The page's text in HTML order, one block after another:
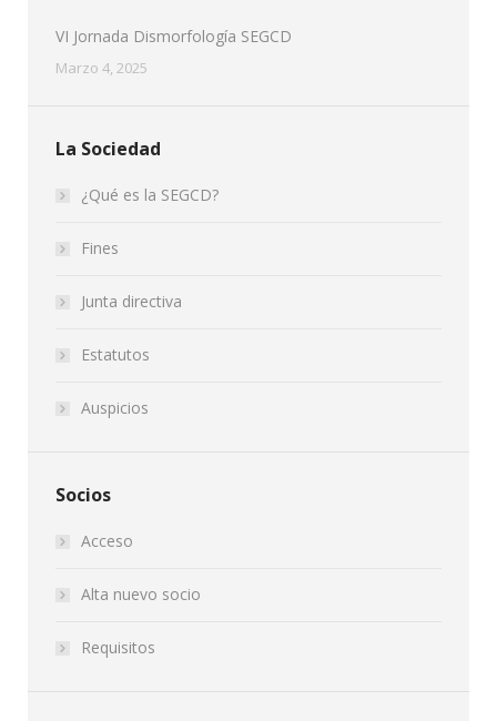
VI Jornada Dismorfología SEGCD
Marzo 4, 2025
La Sociedad
¿Qué es la SEGCD?
Fines
Junta directiva
Estatutos
Auspicios
Socios
Acceso
Alta nuevo socio
Requisitos